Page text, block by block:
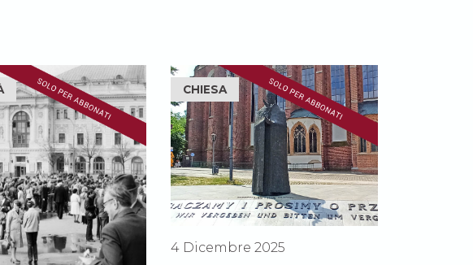
CHIESA
4 Dicembre 2025